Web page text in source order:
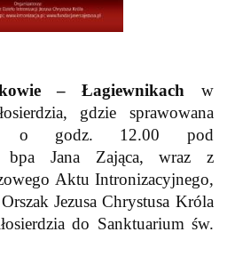
– Łagiewnikach w
gdzie sprawowana
o godz. 12.00 pod
bpa Jana Zająca, wraz z
Aktu Intronizacyjnego,
Jezusa Chrystusa Króla
do Sanktuarium św.